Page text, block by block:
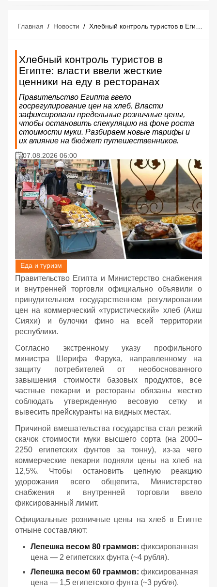
Главная / Новости /
Хлебный контроль туристов в
Египте: власти ввели жесткие
ценники на еду в ресторанах
Правительство Египта ввело
госрегулирование цен на хлеб. Власти
зафиксировали предельные розничные цены,
чтобы остановить спекуляцию на фоне роста
стоимости муки. Разбираем новые тарифы и
их влияние на бюджет путешественников.
07.08.2026 06:00
Еда и туризм
Правительство Египта и Министерство снабжения
и внутренней торговли официально объявили о
принудительном государственном регулировании
цен на коммерческий «туристический» хлеб (Аиш
Сияхи) и булочки фино на всей территории
республики.
Согласно экстренному указу профильного
министра Шерифа Фарука, направленному на
защиту потребителей от необоснованного
завышения стоимости базовых продуктов, все
частные пекарни и рестораны обязаны жестко
соблюдать утвержденную весовую сетку и
вывесить прейскуранты на видных местах.
Причиной вмешательства государства стал резкий
скачок стоимости муки высшего сорта (на 2000–
2250 египетских фунтов за тонну), из-за чего
коммерческие пекарни подняли цены на хлеб на
12,5%. Чтобы остановить цепную реакцию
удорожания всего общепита, Министерство
снабжения и внутренней торговли ввело
фиксированный лимит.
Официальные розничные цены на хлеб в Египте
отныне составляют:
Лепешка весом 80 граммов: фиксированная
цена — 2 египетских фунта (~4 рубля).
Лепешка весом 60 граммов: фиксированная
цена — 1,5 египетского фунта (~3 рубля).